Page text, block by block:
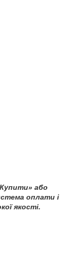
або
оплати і
якості.